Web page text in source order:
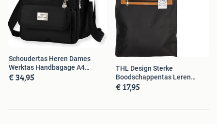
Schoudertas Heren Dames
Werktas Handbagage A4
Formaat
€ 34,95
THL Design Sterke
Boodschappentas Leren
Handvatten
€ 17,95